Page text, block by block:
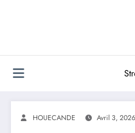
HOUECANDE Avril 3, 2026